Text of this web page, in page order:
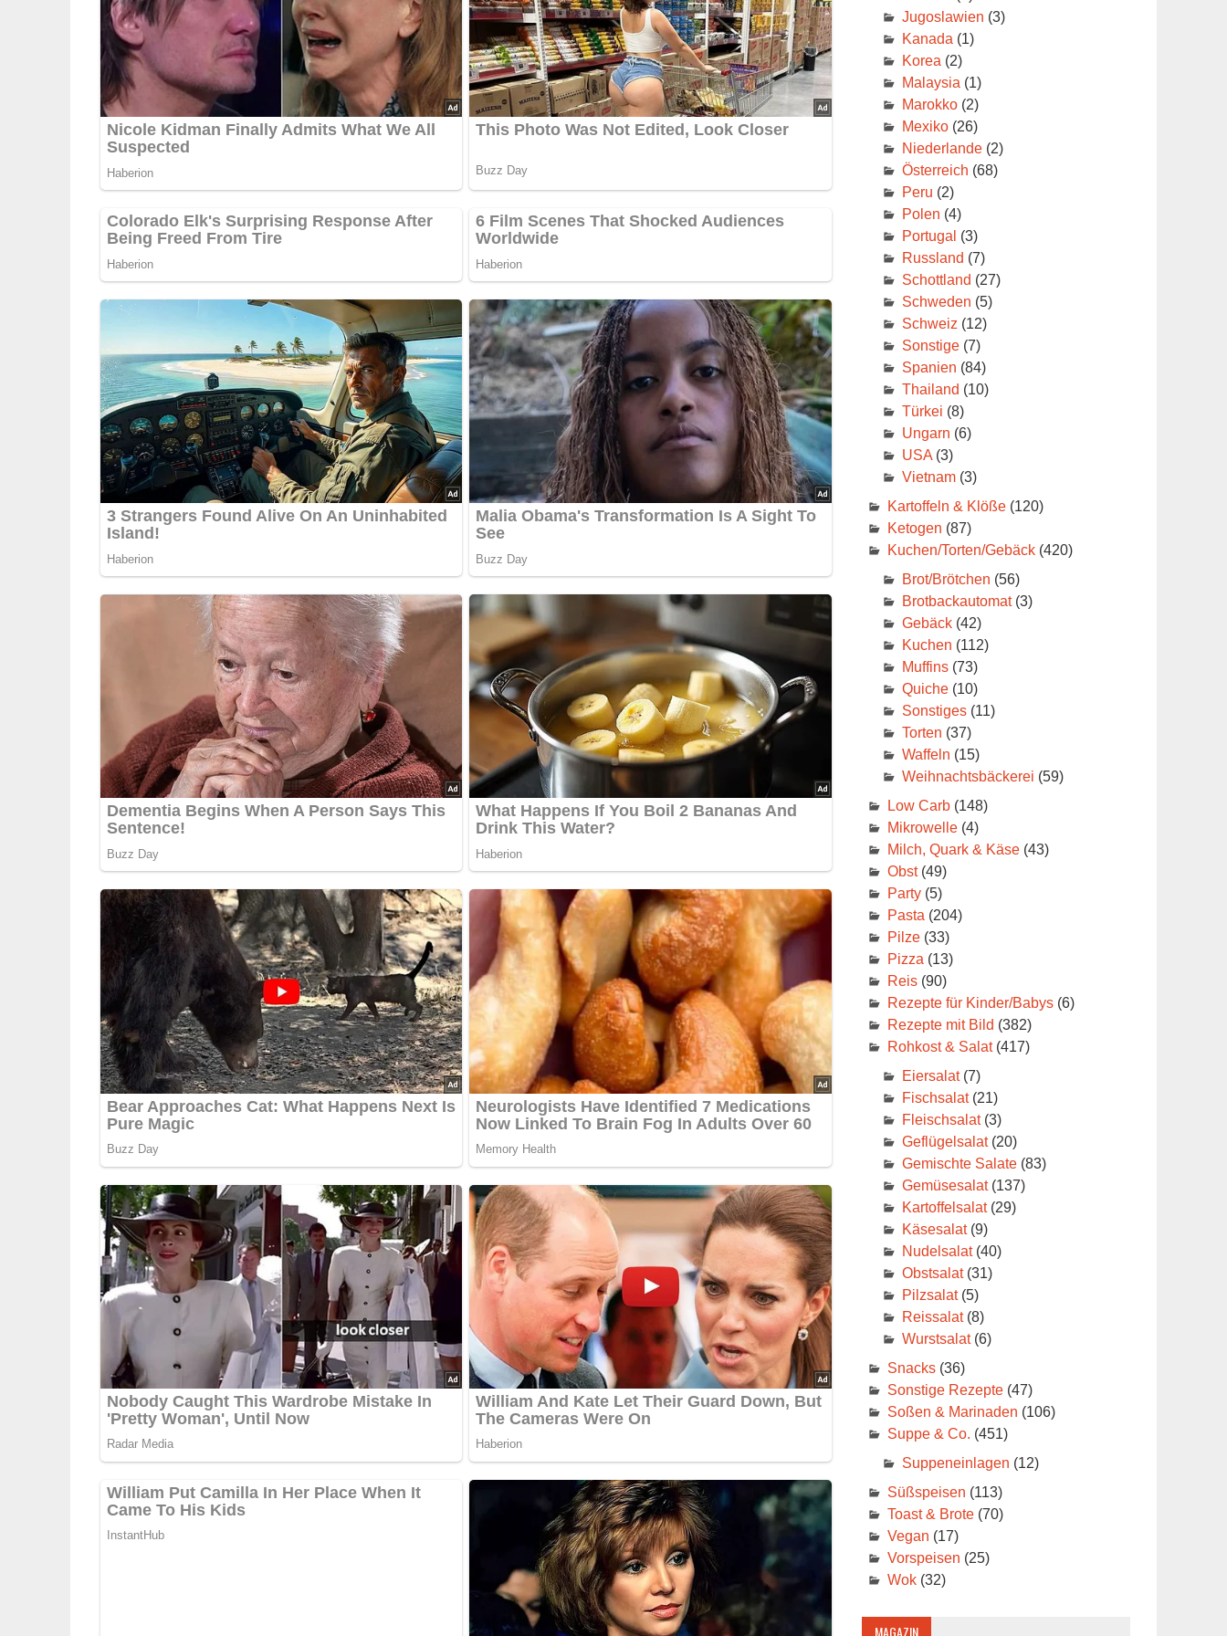
Jugoslawien (3)
Kanada (1)
Korea (2)
Malaysia (1)
Marokko(2)
Mexiko(26)
Niederlande(2)
Österreich (68)
Peru (2)
Polen (4)
Portugal (3)
Russland (7)
Schottland (27)
Schweden (5)
Schweiz (12)
Sonstige(7)
Spanien (84)
Thailand (10)
Türkei (8)
Ungarn (6)
USA(3)
Vietnam(3)
Kartoffeln & Klöße(120)
Ketogen (87)
Kuchen/Torten/Gebäck(420)
Brot/Brötchen (56)
Brotbackautomat(3)
Gebäck(42)
Kuchen (112)
Muffins(73)
Quiche(10)
Sonstiges(11)
Torten (37)
Waffeln (15)
Weihnachtsbäckerei (59)
Low Carb(148)
Mikrowelle(4)
Milch, Quark & Käse(43)
Obst(49)
Party(5)
Pasta (204)
Pilze(33)
Pizza (13)
Reis(90)
Rezepte für Kinder/Babys(6)
Rezepte mit Bild (382)
Rohkost & Salat(417)
Eiersalat(7)
Fischsalat(21)
Fleischsalat(3)
Geflügelsalat(20)
Gemischte Salate(83)
Gemüsesalat(137)
Kartoffelsalat(29)
Käsesalat(9)
Nudelsalat(40)
Obstsalat(31)
Pilzsalat(5)
Reissalat(8)
Wurstsalat(6)
Snacks(36)
Sonstige Rezepte(47)
Soßen & Marinaden (106)
Suppe & Co. (451)
Suppeneinlagen (12)
Süßspeisen (113)
Toast & Brote(70)
Vegan (17)
Vorspeisen (25)
Wok(32)